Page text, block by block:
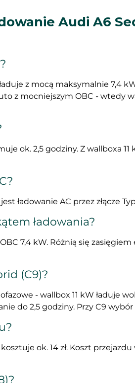
Audi A6
z mocą maksymalnie 7,4
z mocniejszym OBC - wtedy
ok. 2,5 godziny. Z wallboxa
ładowanie AC przez złącze
ładowania?
7,4 kW. Różnią się
(C9)?
- wallbox 11 kW ładuje
do 2,5 godziny. Przy C9
ok. 14 zł. Koszt